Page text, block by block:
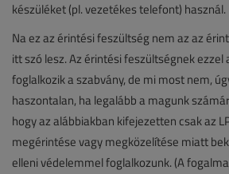
készüléket (pl. vezetékes telefont) használ.
Na ez az érintési feszültség nem az az
itt szó lesz. Az érintési feszültségnek ezzel
foglalkozik a szabvány, de mi most nem,
haszontalan, ha legalább a magunk
hogy az alábbiakban kifejezetten csak az
megérintése vagy megközelítése miatt
elleni védelemmel foglalkozunk. (A